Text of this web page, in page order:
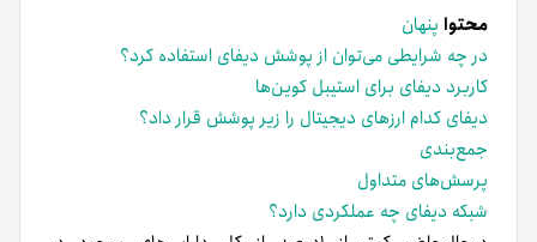
محتوا پنهان
در چه شرایطی می‌توان از پوشش دیفای استفاده کرد؟
کاربرد دیفای برای استیبل کوین‌ها
دیفای کدام ارزهای دیجیتال را زیر پوشش قرار داد؟
جمع‌بندی
پرسش‌های متداول
شبکه دیفای چه عملکردی دارد؟